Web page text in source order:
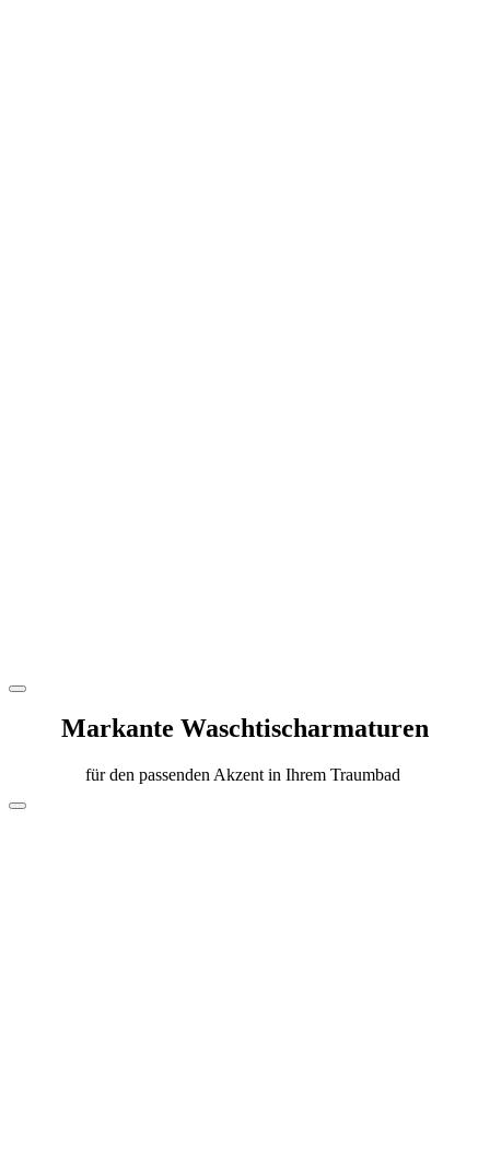
Markante Waschtischarmaturen
für den passenden Akzent in Ihrem Traumbad